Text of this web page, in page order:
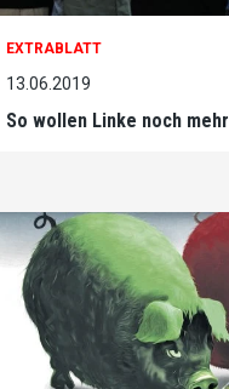
EXTRABLATT
13.06.2019
So wollen Linke noch